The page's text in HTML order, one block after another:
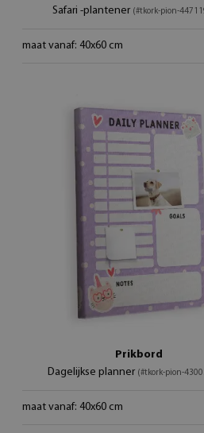
Safari -plantener (#tkork-pion-
maat vanaf: 40x60 cm
Prikbord
Dagelijkse planner (#tkork-pion-
maat vanaf: 40x60 cm